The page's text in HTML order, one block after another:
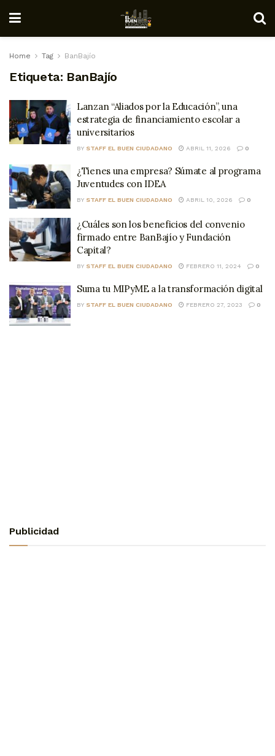
Home Tag BanBajío
Etiqueta: BanBajío
Lanzan “Aliados por la Educación”, una
estrategia de financiamiento escolar a
universitarios
BY STAFF EL BUEN CIUDADANO ABRIL 11, 2026 0
¿Tienes una empresa? Súmate al programa
Juventudes con IDEA
BY STAFF EL BUEN CIUDADANO ABRIL 10, 2026 0
¿Cuáles son los beneficios del convenio
firmado entre BanBajío y Fundación
Capital?
BY STAFF EL BUEN CIUDADANO FEBRERO 11, 2024 0
Suma tu MIPyME a la transformación digital
BY STAFF EL BUEN CIUDADANO FEBRERO 27, 2023 0
Publicidad